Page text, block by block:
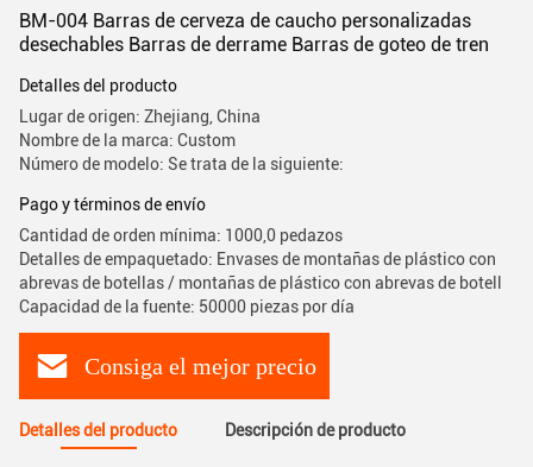
BM-004 Barras de cerveza de caucho personalizadas
desechables Barras de derrame Barras de goteo de tren
Detalles del producto
Lugar de origen: Zhejiang, China
Nombre de la marca: Custom
Número de modelo: Se trata de la siguiente:
Pago y términos de envío
Cantidad de orden mínima: 1000,0 pedazos
Detalles de empaquetado: Envases de montañas de plástico con
abrevas de botellas / montañas de plástico con abrevas de botell
Capacidad de la fuente: 50000 piezas por día
Consiga el mejor precio
Detalles del producto Descripción de producto